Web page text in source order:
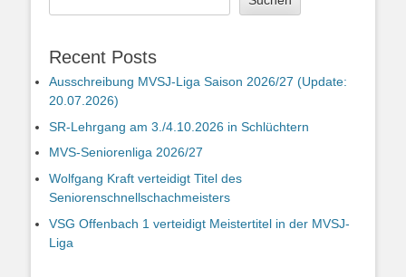
Recent Posts
Ausschreibung MVSJ-Liga Saison 2026/27 (Update:
20.07.2026)
SR-Lehrgang am 3./4.10.2026 in Schlüchtern
MVS-Seniorenliga 2026/27
Wolfgang Kraft verteidigt Titel des
Seniorenschnellschachmeisters
VSG Offenbach 1 verteidigt Meistertitel in der MVSJ-
Liga